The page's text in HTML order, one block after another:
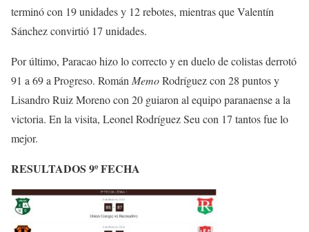
terminó con 19 unidades y 12 rebotes, mientras que Valentín
Sánchez convirtió 17 unidades.
Por último, Paracao hizo lo correcto y en duelo de colistas derrotó
91 a 69 a Progreso. Román MemoRodríguez con 28 puntos y
Lisandro Ruiz Moreno con 20 guiaron al equipo paranaense a la
victoria. En la visita, Leonel Rodríguez Seu con 17 tantos fue lo
mejor.
RESULTADOS 9º FECHA